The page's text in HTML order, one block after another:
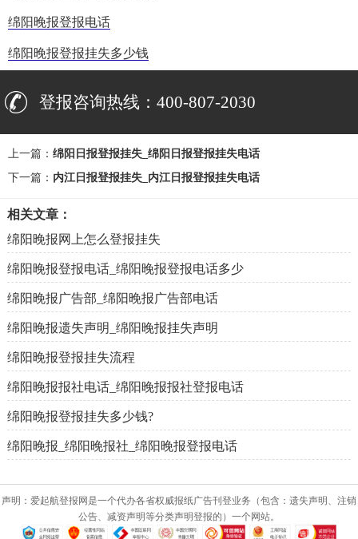
绵阳晚报登报电话
绵阳晚报登报挂失多少钱
登报咨询热线：400-807-2030
上一篇： 绵阳日报登报挂失_绵阳日报登报挂失电话
下一篇： 内江日报登报挂失_内江日报登报挂失电话
相关文章：
绵阳晚报网上怎么登报挂失
绵阳晚报登报电话_绵阳晚报登报电话多少
绵阳晚报广告部_绵阳晚报广告部电话
绵阳晚报遗失声明_绵阳晚报挂失声明
绵阳晚报登报挂失流程
绵阳晚报报社电话_绵阳晚报报社登报电话
绵阳晚报登报挂失多少钱?
绵阳晚报_绵阳晚报社_绵阳晚报登报电话
声明：爱起航登报网是一个代办各省权威报纸广告刊登业务（包含：遗失声明、注销
公告、减资声明等分类声明登报的）一个网站。